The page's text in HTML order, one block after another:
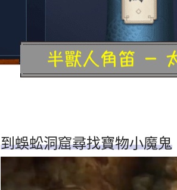
到蜈蚣洞窟尋找寶物小魔鬼